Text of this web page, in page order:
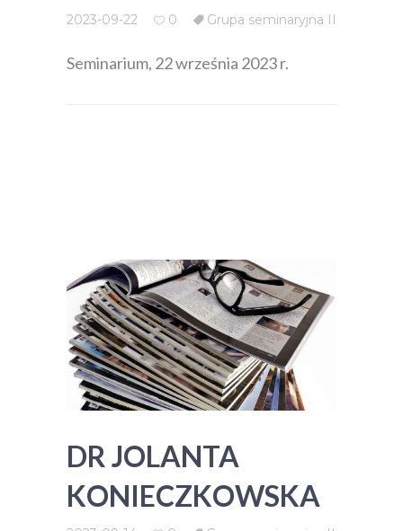
2023-09-22 0 Grupa seminaryjna II
Seminarium, 22 września 2023 r.
DR JOLANTA
KONIECZKOWSKA